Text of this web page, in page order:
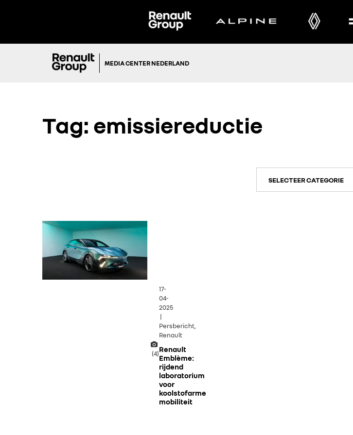
MEDIA CENTER NEDERLAND
Tag: emissiereductie
17-
04-
2025
|
Persbericht,
Renault
(4)
Renault
Emblème:
rijdend
laboratorium
voor
koolstofarme
mobiliteit